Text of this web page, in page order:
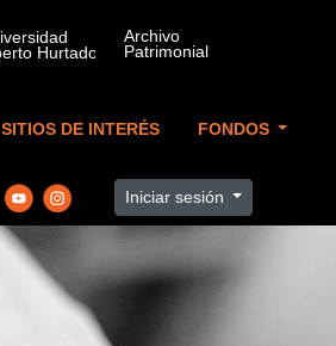
SITIOS DE INTERÉS FONDOS
Iniciar sesión